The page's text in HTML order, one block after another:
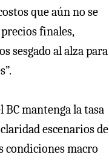
que aún no se
finales,
sesgado al alza para
BC mantenga la tasa
escenarios de
condiciones macro